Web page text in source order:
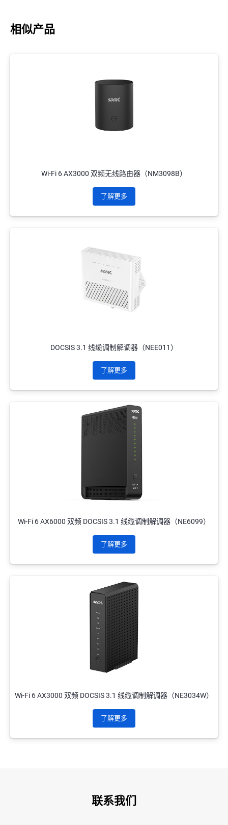
相似产品
Wi-Fi 6 AX3000 双频无线路由器（NM3098B）
了解更多
DOCSIS 3.1 线缆调制解调器（NEE011）
了解更多
Wi-Fi 6 AX6000 双频 DOCSIS 3.1 线缆调制解调器（NE6099）
了解更多
Wi-Fi 6 AX3000 双频 DOCSIS 3.1 线缆调制解调器（NE3034W）
了解更多
联系我们